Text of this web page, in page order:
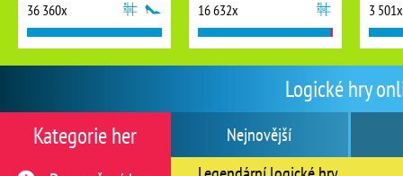
Logické hry
Nejnovější
Kategorie her
36 360x 16 632x 3 501x